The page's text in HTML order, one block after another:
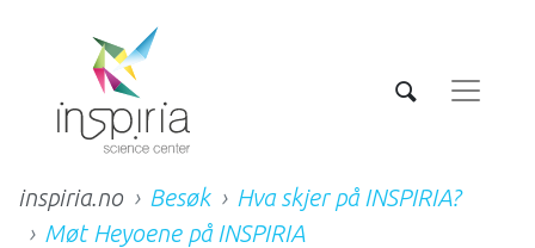
inspiria.no Besøk
Hva skjer på INSPIRIA?
Møt Heyoene på INSPIRIA